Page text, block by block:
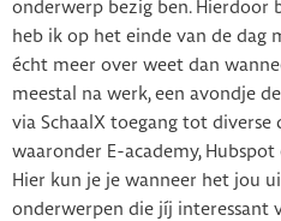
onderwerp bezig ben. Hierdoor
heb ik op het einde van de dag
écht meer over weet dan
meestal na werk, een avondje
via SchaalX toegang tot
waaronder E-academy,
Hier kun je je wanneer het jou
onderwerpen die jíj interessant